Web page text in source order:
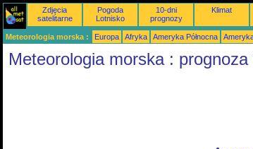
Zdjęcia
satelitarne
Pogoda
Lotnisko
10-dni
prognozy
Klimat
Meteorologia morska : Europa Afryka Ameryka Północna
Meteorologia morska : prognoza